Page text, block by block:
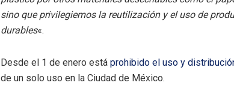
sino que privilegiemos la reutilización y el uso de
durables«.
Desde el 1 de enero está prohibido el uso y
de un solo uso en la Ciudad de México.